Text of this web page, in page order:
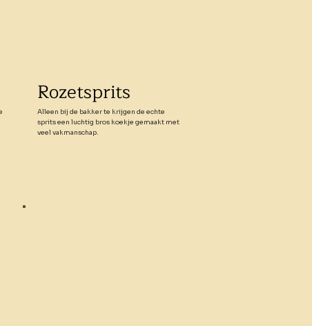
Rozetsprits
Alleen bij de bakker te krijgen de echte
sprits een luchtig bros koekje gemaakt met
veel vakmanschap.